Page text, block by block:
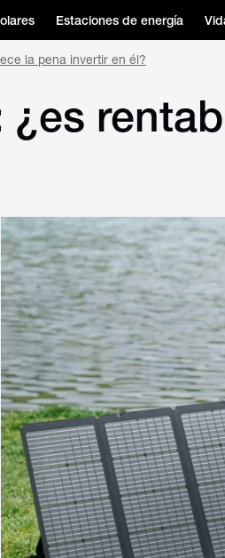
Estaciones de energía
la pena invertir en él?
¿es